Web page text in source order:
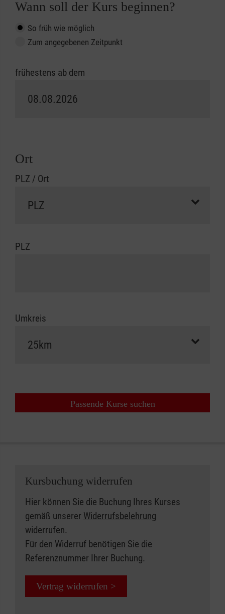
Wann soll der Kurs beginnen?
So früh wie möglich
Zum angegebenen Zeitpunkt
frühestens ab dem
Ort
PLZ / Ort
PLZ
Umkreis
Passende Kurse suchen
Kursbuchung widerrufen
Hier können Sie die Buchung Ihres Kurses
gemäß unserer Widerrufsbelehrung
widerrufen.
Für den Widerruf benötigen Sie die
Referenznummer Ihrer Buchung.
Vertrag widerrufen >